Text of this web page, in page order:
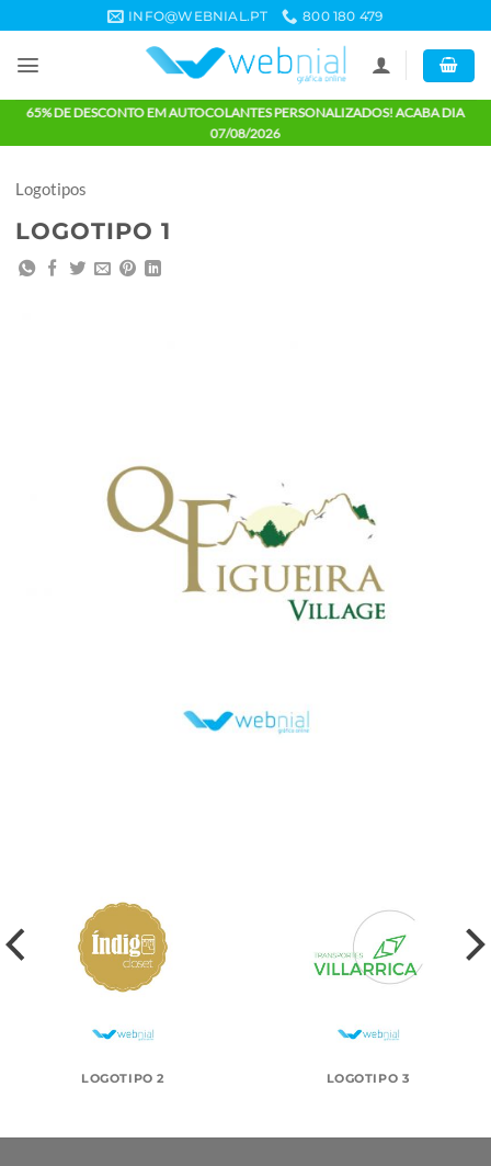
content
INFO@WEBNIAL.PT 800 180 479
65% DE DESCONTO EM AUTOCOLANTES PERSONALIZADOS!
07/08/2026
LOGOTIPO 1